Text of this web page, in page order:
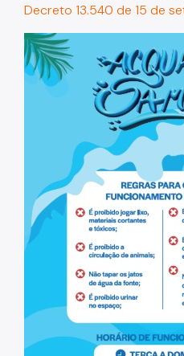
Biosampa
Projetos Urbanos
Informações Ambientais
Licenciamento Ambiental
Licenciamento Ambiental
Licenciamento Ambiental
Heliponto
Áreas Contaminadas
Estudos Ambientais
Produtos Perigosos
TCA - Termo de
Decreto 13.540 de 15 de